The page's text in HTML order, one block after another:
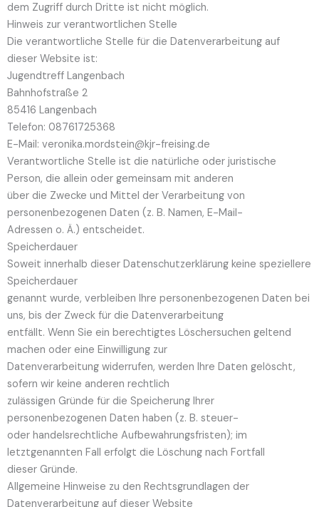
dem Zugriff durch Dritte ist nicht möglich.
Hinweis zur verantwortlichen Stelle
Die verantwortliche Stelle für die Datenverarbeitung auf
dieser Website ist:
Jugendtreff Langenbach
Bahnhofstraße 2
85416 Langenbach
Telefon: 08761725368
E-Mail: veronika.mordstein@kjr-freising.de
Verantwortliche Stelle ist die natürliche oder juristische
Person, die allein oder gemeinsam mit anderen
über die Zwecke und Mittel der Verarbeitung von
personenbezogenen Daten (z. B. Namen, E-Mail-
Adressen o. Ä.) entscheidet.
Speicherdauer
Soweit innerhalb dieser Datenschutzerklärung keine speziellere
Speicherdauer
genannt wurde, verbleiben Ihre personenbezogenen Daten bei
uns, bis der Zweck für die Datenverarbeitung
entfällt. Wenn Sie ein berechtigtes Löschersuchen geltend
machen oder eine Einwilligung zur
Datenverarbeitung widerrufen, werden Ihre Daten gelöscht,
sofern wir keine anderen rechtlich
zulässigen Gründe für die Speicherung Ihrer
personenbezogenen Daten haben (z. B. steuer-
oder handelsrechtliche Aufbewahrungsfristen); im
letztgenannten Fall erfolgt die Löschung nach Fortfall
dieser Gründe.
Allgemeine Hinweise zu den Rechtsgrundlagen der
Datenverarbeitung auf dieser Website